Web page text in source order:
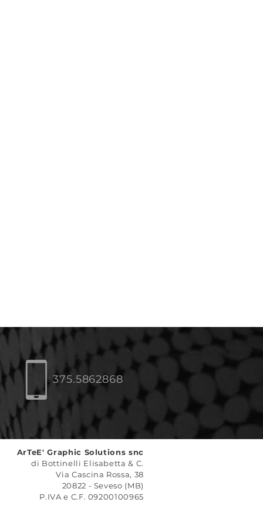
375.5862868
ArTeE' Graphic Solutions snc
di Bottinelli Elisabetta & C.
Via Cascina Rossa, 38
20822 - Seveso (MB)
P.IVA e C.F. 09200100965